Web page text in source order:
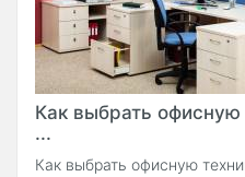
Как выбрать офисную
...
Как выбрать офисную